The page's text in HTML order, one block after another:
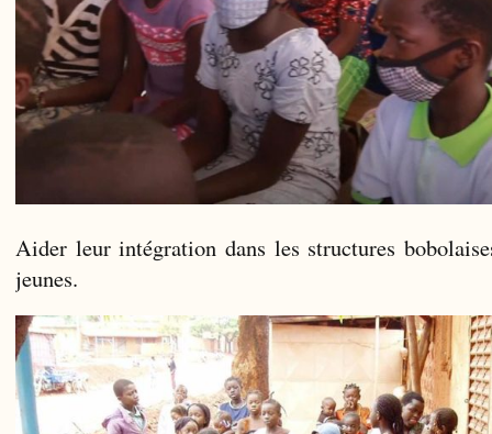
Aider leur intégration dans les structures
jeunes.